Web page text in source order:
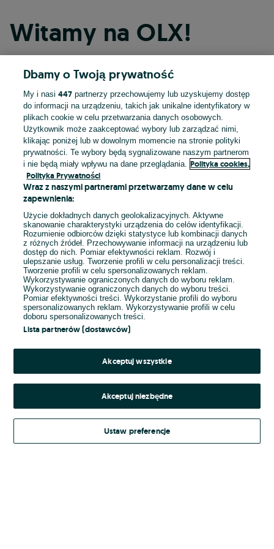
Witamy na OLX!
Kontynuuj przez Facebooka
Kontynuuj przez konto Apple
Kontynuuj przez konto Google
LUB
E-mail
Hasło
Kontynuując za pośrednictwem jednego z dostawców wskazanych powyżej,
Regulamin serwisu OLX.pl w jego aktualnym brzmieniu.
Dbamy o Twoją prywatność
My i nasi447 partnerzy przechowujemy lub uzyskujemy dostęp
do informacji na urządzeniu, takich jak unikalne identyfikatory w
plikach cookie w celu przetwarzania danych osobowych.
Użytkownik może zaakceptować wybory lub zarządzać nimi,
klikając poniżej lub w dowolnym momencie na stronie polityki
prywatności. Te wybory będą sygnalizowane naszym partnerom
i nie będą miały wpływu na dane przeglądania.
Polityka cookies,
Polityka Prywatności
Wraz z naszymi partnerami przetwarzamy dane w celu
zapewnienia:
Użycie dokładnych danych geolokalizacyjnych. Aktywne
skanowanie charakterystyki urządzenia do celów identyfikacji.
Rozumienie odbiorców dzięki statystyce lub kombinacji danych
z różnych źródeł. Przechowywanie informacji na urządzeniu lub
dostęp do nich. Pomiar efektywności reklam. Rozwój i
ulepszanie usług. Tworzenie profili w celu personalizacji treści.
Tworzenie profili w celu spersonalizowanych reklam.
Wykorzystywanie ograniczonych danych do wyboru reklam.
Wykorzystywanie ograniczonych danych do wyboru treści.
Pomiar efektywności treści. Wykorzystanie profili do wyboru
spersonalizowanych reklam. Wykorzystywanie profili w celu
doboru spersonalizowanych treści.
Lista partnerów (dostawców)
Akceptuj wszystkie
Akceptuj niezbędne
Ustaw preferencje